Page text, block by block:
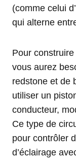
(comme celui
qui alterne
Pour
vous aurez
redstone et de
utiliser un
conducteur,
Ce type de
pour contrôler
d’éclairage